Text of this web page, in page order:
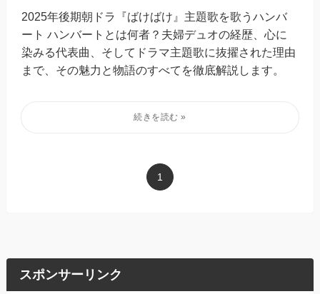
2025年後期朝ドラ『ばけばけ』主題歌を歌うハンバ
ート ハンバートとは何者？夫婦デュオの経歴、心に
染みる代表曲、そしてドラマ主題歌に抜擢された理由
まで、その魅力と物語のすべてを徹底解説します。
1
スポンサーリンク